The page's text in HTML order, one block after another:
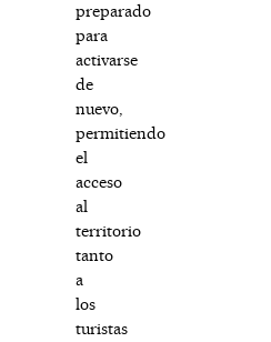
preparado
para
activarse
de
nuevo,
permitiendo
el
acceso
al
territorio
tanto
a
los
turistas